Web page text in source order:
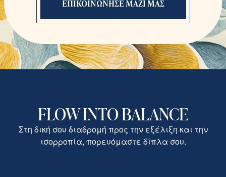
ΕΠΙΚΟΙΝΩΝΗΣΕ ΜΑΖΙ ΜΑΣ
FLOW INTO BALANCE
Στη δική σου διαδρομή προς την εξέλιξη και την
ισορροπία, πορευόμαστε δίπλα σου.